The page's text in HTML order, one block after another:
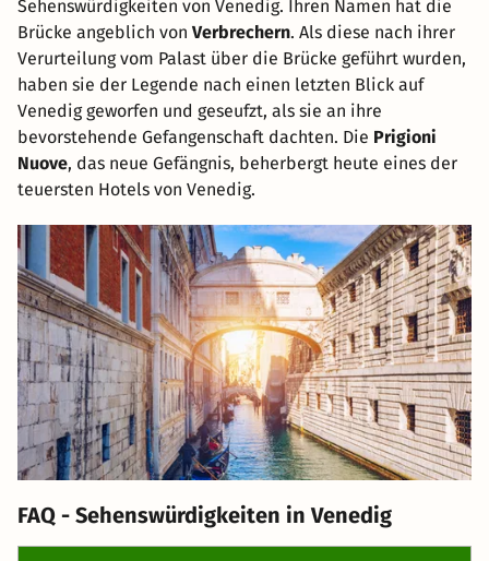
Sehenswürdigkeiten von Venedig. Ihren Namen hat die
Brücke angeblich von Verbrechern. Als diese nach ihrer
Verurteilung vom Palast über die Brücke geführt wurden,
haben sie der Legende nach einen letzten Blick auf
Venedig geworfen und geseufzt, als sie an ihre
bevorstehende Gefangenschaft dachten. Die Prigioni
Nuove, das neue Gefängnis, beherbergt heute eines der
teuersten Hotels von Venedig.
FAQ - Sehenswürdigkeiten in Venedig